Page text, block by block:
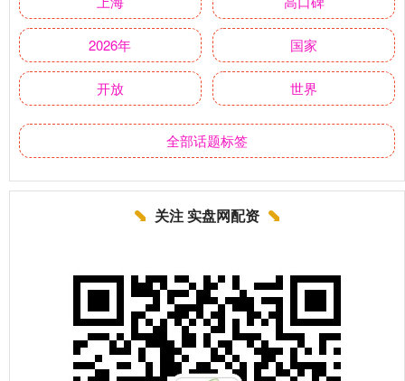
2026年 国家
开放 世界
全部话题标签
关注 实盘网配资